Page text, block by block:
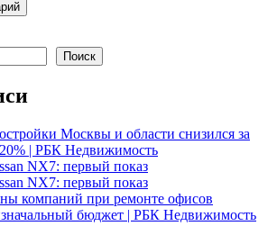
Поиск
Москвы и области снизился за
| РБК Недвижимость
NX7: первый показ
NX7: первый показ
компаний при ремонте офисов
бюджет | РБК Недвижимость